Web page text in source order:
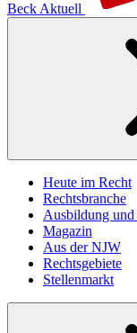
Beck Aktuell
Heute im Recht
Rechtsbranche
Ausbildung
Magazin
Aus der NJW
Rechtsgebiete
Stellenmarkt